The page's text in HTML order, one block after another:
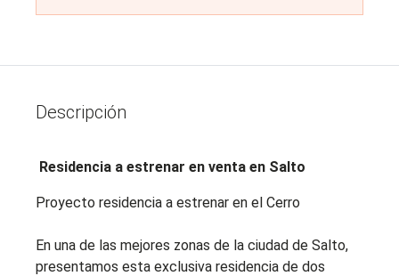
Descripción
Residencia a estrenar en venta en Salto
Proyecto residencia a estrenar en el Cerro
En una de las mejores zonas de la ciudad de Salto,
presentamos esta exclusiva residencia de dos